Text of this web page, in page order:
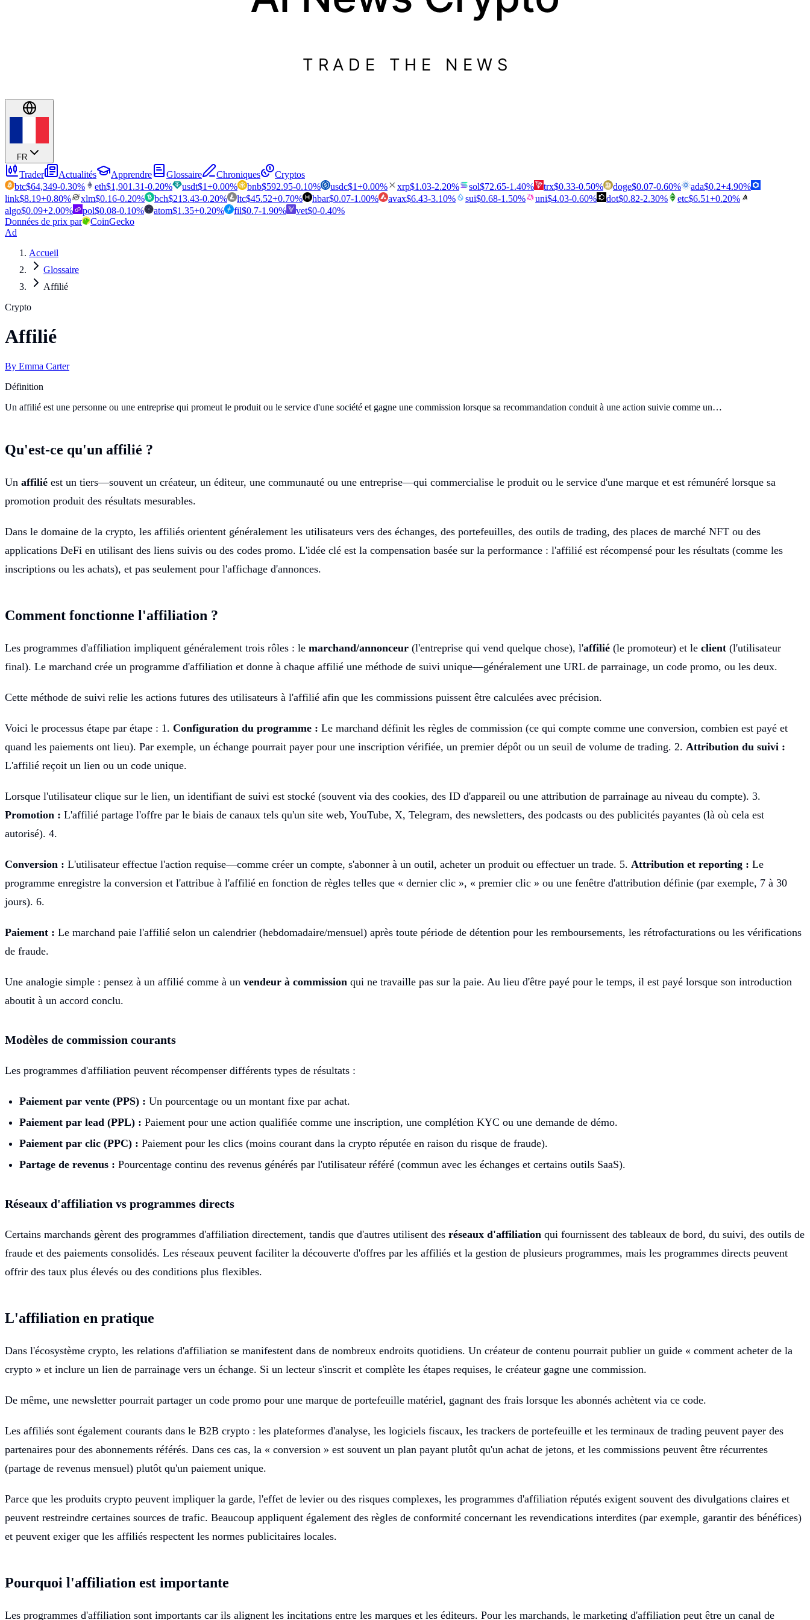
TRADE THE NEWS
FR
Trader Actualités Apprendre Glossaire Chroniques
Cryptos
btc$64,349-0.30% eth$1,901.31-0.20% usdt$1+0.00% bnb$592.95-0.10% usdc$1+0.00% xrp$1.03-2.20% sol$72.65-1.40% trx$0.33-0.50% doge$0.07-0.60% ada$0.2+4.90%
link$8.19+0.80% xlm$0.16-0.20% bch$213.43-0.20% ltc$45.52+0.70% hbar$0.07-1.00% avax$6.43-3.10% sui$0.68-1.50% uni$4.03-0.60% dot$0.82-2.30% etc$6.51+0.20%
algo$0.09+2.00% pol$0.08-0.10% atom$1.35+0.20% fil$0.7-1.90% vet$0-0.40%
Données de prix par
CoinGecko
Ad
Accueil
Glossaire
Affilié
Crypto
Affilié
By Emma Carter
Définition
Un affilié est une personne ou une entreprise qui promeut le produit ou le service d'une société et gagne une commission lorsque sa recommandation conduit à une action suivie comme un…
Qu'est-ce qu'un affilié ?
Un affilié est un tiers—souvent un créateur, un éditeur, une communauté ou une entreprise—qui commercialise le produit ou le service d'une marque et est rémunéré lorsque sa
promotion produit des résultats mesurables.
Dans le domaine de la crypto, les affiliés orientent généralement les utilisateurs vers des échanges, des portefeuilles, des outils de trading, des places de marché NFT ou des
applications DeFi en utilisant des liens suivis ou des codes promo. L'idée clé est la compensation basée sur la performance : l'affilié est récompensé pour les résultats (comme les
inscriptions ou les achats), et pas seulement pour l'affichage d'annonces.
Comment fonctionne l'affiliation ?
Les programmes d'affiliation impliquent généralement trois rôles : le marchand/annonceur (l'entreprise qui vend quelque chose), l'affilié (le promoteur) et le client (l'utilisateur
final). Le marchand crée un programme d'affiliation et donne à chaque affilié une méthode de suivi unique—généralement une URL de parrainage, un code promo, ou les deux.
Cette méthode de suivi relie les actions futures des utilisateurs à l'affilié afin que les commissions puissent être calculées avec précision.
Voici le processus étape par étape : 1. Configuration du programme : Le marchand définit les règles de commission (ce qui compte comme une conversion, combien est payé et
quand les paiements ont lieu). Par exemple, un échange pourrait payer pour une inscription vérifiée, un premier dépôt ou un seuil de volume de trading. 2. Attribution du suivi :
L'affilié reçoit un lien ou un code unique.
Lorsque l'utilisateur clique sur le lien, un identifiant de suivi est stocké (souvent via des cookies, des ID d'appareil ou une attribution de parrainage au niveau du compte). 3.
Promotion : L'affilié partage l'offre par le biais de canaux tels qu'un site web, YouTube, X, Telegram, des newsletters, des podcasts ou des publicités payantes (là où cela est
autorisé). 4.
Conversion : L'utilisateur effectue l'action requise—comme créer un compte, s'abonner à un outil, acheter un produit ou effectuer un trade. 5. Attribution et reporting : Le
programme enregistre la conversion et l'attribue à l'affilié en fonction de règles telles que « dernier clic », « premier clic » ou une fenêtre d'attribution définie (par exemple, 7 à 30
jours). 6.
Paiement : Le marchand paie l'affilié selon un calendrier (hebdomadaire/mensuel) après toute période de détention pour les remboursements, les rétrofacturations ou les vérifications
de fraude.
Une analogie simple : pensez à un affilié comme à un vendeur à commission qui ne travaille pas sur la paie. Au lieu d'être payé pour le temps, il est payé lorsque son introduction
aboutit à un accord conclu.
Modèles de commission courants
Les programmes d'affiliation peuvent récompenser différents types de résultats :
Paiement par vente (PPS) : Un pourcentage ou un montant fixe par achat.
Paiement par lead (PPL) : Paiement pour une action qualifiée comme une inscription, une complétion KYC ou une demande de démo.
Paiement par clic (PPC) : Paiement pour les clics (moins courant dans la crypto réputée en raison du risque de fraude).
Partage de revenus : Pourcentage continu des revenus générés par l'utilisateur référé (commun avec les échanges et certains outils SaaS).
Réseaux d'affiliation vs programmes directs
Certains marchands gèrent des programmes d'affiliation directement, tandis que d'autres utilisent des réseaux d'affiliation qui fournissent des tableaux de bord, du suivi, des outils de
fraude et des paiements consolidés. Les réseaux peuvent faciliter la découverte d'offres par les affiliés et la gestion de plusieurs programmes, mais les programmes directs peuvent
offrir des taux plus élevés ou des conditions plus flexibles.
L'affiliation en pratique
Dans l'écosystème crypto, les relations d'affiliation se manifestent dans de nombreux endroits quotidiens. Un créateur de contenu pourrait publier un guide « comment acheter de la
crypto » et inclure un lien de parrainage vers un échange. Si un lecteur s'inscrit et complète les étapes requises, le créateur gagne une commission.
De même, une newsletter pourrait partager un code promo pour une marque de portefeuille matériel, gagnant des frais lorsque les abonnés achètent via ce code.
Les affiliés sont également courants dans le B2B crypto : les plateformes d'analyse, les logiciels fiscaux, les trackers de portefeuille et les terminaux de trading peuvent payer des
partenaires pour des abonnements référés. Dans ces cas, la « conversion » est souvent un plan payant plutôt qu'un achat de jetons, et les commissions peuvent être récurrentes
(partage de revenus mensuel) plutôt qu'un paiement unique.
Parce que les produits crypto peuvent impliquer la garde, l'effet de levier ou des risques complexes, les programmes d'affiliation réputés exigent souvent des divulgations claires et
peuvent restreindre certaines sources de trafic. Beaucoup appliquent également des règles de conformité concernant les revendications interdites (par exemple, garantir des bénéfices)
et peuvent exiger que les affiliés respectent les normes publicitaires locales.
Pourquoi l'affiliation est importante
Les programmes d'affiliation sont importants car ils alignent les incitations entre les marques et les éditeurs. Pour les marchands, le marketing d'affiliation peut être un canal de